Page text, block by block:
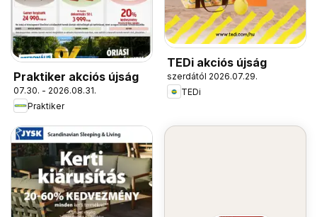
Praktiker akciós újság
07.30. - 2026.08.31.
Praktiker
TEDi akciós újság
szerdától 2026.07.29.
TEDi